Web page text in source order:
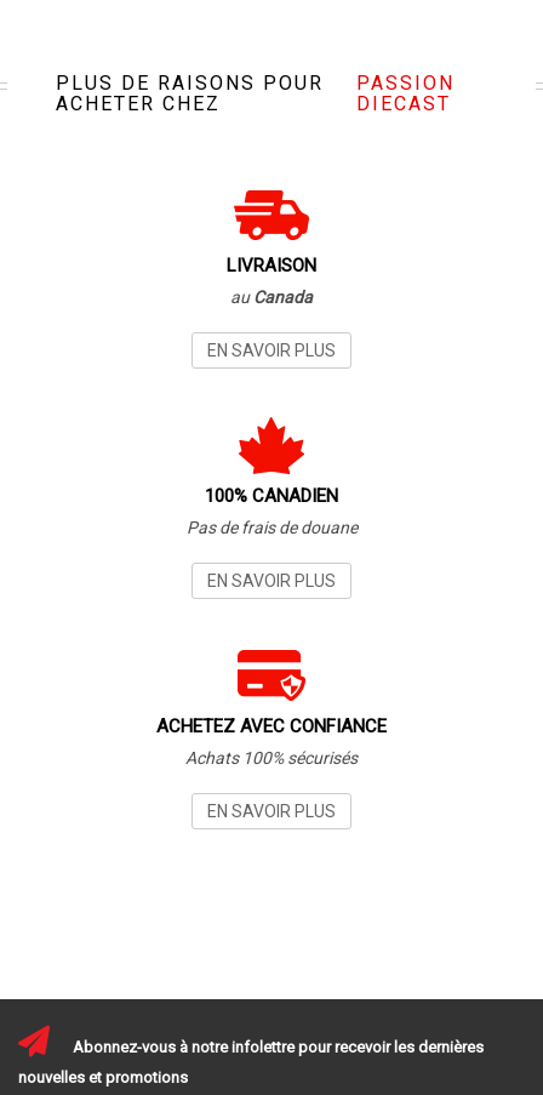
PLUS DE RAISONS POUR
ACHETER CHEZ
PASSION
DIECAST
LIVRAISON
auCanada
EN SAVOIR PLUS
100% CANADIEN
Pas de frais de douane
EN SAVOIR PLUS
ACHETEZ AVEC CONFIANCE
Achats 100% sécurisés
EN SAVOIR PLUS
Abonnez-vous à notre infolettre pour recevoir les dernières
nouvelles et promotions